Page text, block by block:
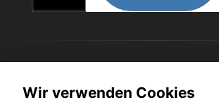
Wir verwenden Cookies